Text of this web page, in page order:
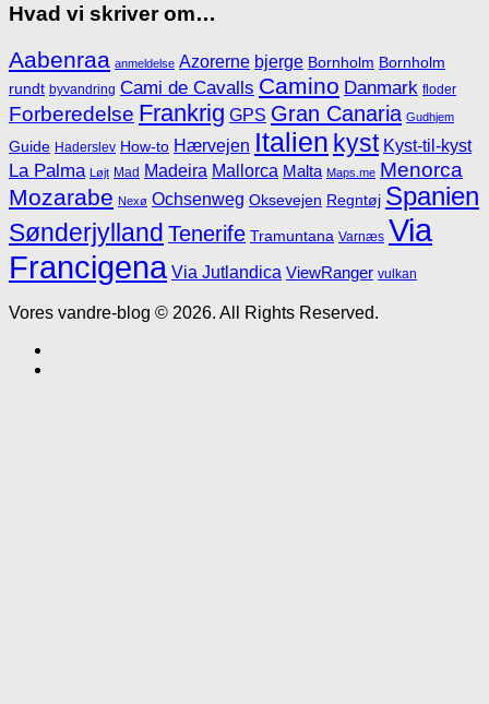
Hvad vi skriver om…
Aabenraa anmeldelse Azorerne bjerge Bornholm Bornholm
rundt byvandring Cami de Cavalls Camino Danmark floder
Forberedelse Frankrig GPS Gran Canaria Gudhjem
Guide Haderslev How-to Hærvejen Italien kyst Kyst-til-kyst
La Palma Løjt Mad Madeira Mallorca Malta Maps.me Menorca
Mozarabe Nexø Ochsenweg Oksevejen Regntøj Spanien
Sønderjylland Tenerife Tramuntana Varnæs Via
Francigena Via Jutlandica ViewRanger vulkan
Vores vandre-blog © 2026. All Rights Reserved.